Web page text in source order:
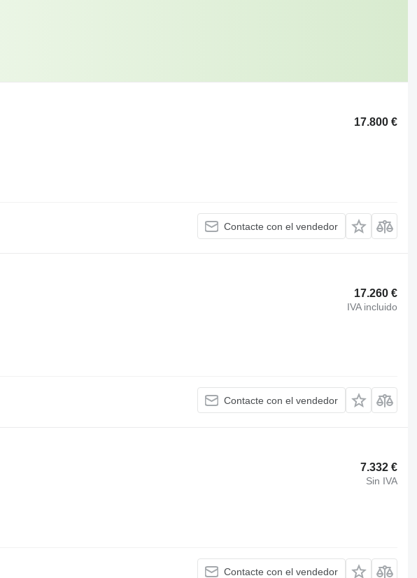
17.800 €
Contacte con el vendedor
17.260 €
IVA incluido
Contacte con el vendedor
7.332 €
Sin IVA
Contacte con el vendedor